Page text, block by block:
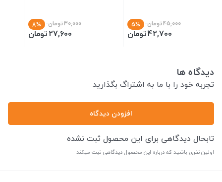
45,000تومان 5%
42,700تومان
30,000تومان 8%
27,600تومان
دیدگاه ها
تجربه خود را با ما به اشتراگ بگذارید
افزودن دیدگاه
تابحال دیدگاهی برای این محصول ثبت نشده
اولین نفری باشید که درباره این محصول دیدگاهی ثبت میکند